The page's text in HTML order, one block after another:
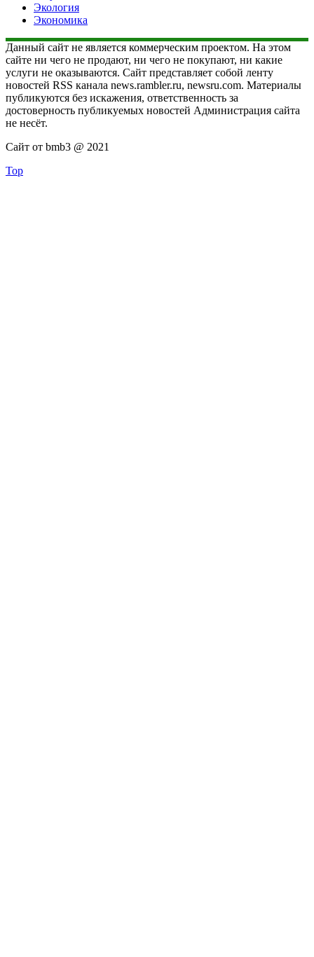
Экология
Экономика
Данный сайт не является коммерческим проектом. На этом
сайте ни чего не продают, ни чего не покупают, ни какие
услуги не оказываются. Сайт представляет собой ленту
новостей RSS канала news.rambler.ru, newsru.com. Материалы
публикуются без искажения, ответственность за
достоверность публикуемых новостей Администрация сайта
не несёт.
Сайт от bmb3 @ 2021
Top